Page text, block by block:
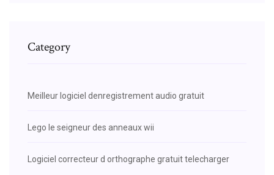
Category
Meilleur logiciel denregistrement audio gratuit
Lego le seigneur des anneaux wii
Logiciel correcteur d orthographe gratuit telecharger